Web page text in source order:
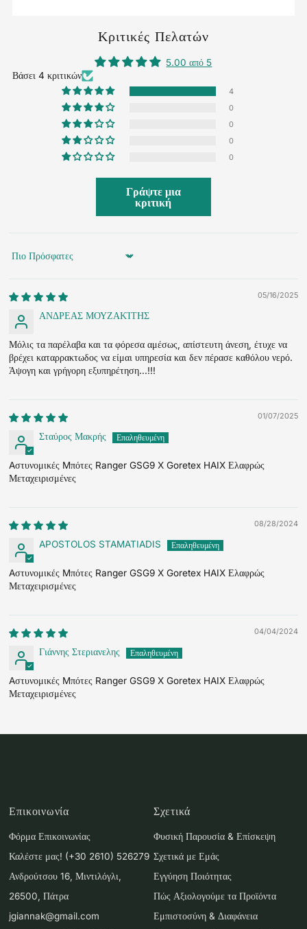
Κριτικές Πελατών
5.00 από 5
Βάσει 4 κριτικών
4
0
0
0
0
Γράψτε μια
κριτική
Sort by
05/16/2025
ΑΝΔΡΕΑΣ ΜΟΥΖΑΚΊΤΗΣ
Μόλις τα παρέλαβα και τα φόρεσα αμέσως, απίστευτη άνεση, έτυχε να
βρέχει καταρρακτωδος να είμαι υπηρεσία και δεν πέρασε καθόλου νερό.
Άψογη και γρήγορη εξυπηρέτηση...!!!
01/07/2025
Σταύρος Μακρής
Aστυνομικές Mπότες Ranger GSG9 X Goretex HAIX Ελαφρώς
Μεταχειρισμένες
08/28/2024
APOSTOLOS STAMATIADIS
Aστυνομικές Mπότες Ranger GSG9 X Goretex HAIX Ελαφρώς
Μεταχειρισμένες
04/04/2024
Γιάννης Στεριανελης
Aστυνομικές Mπότες Ranger GSG9 X Goretex HAIX Ελαφρώς
Μεταχειρισμένες
Επικοινωνία
Φόρμα Επικοινωνίας
Καλέστε μας! (+30 2610) 526279
Ανδρούτσου 16, Μιντιλόγλι,
26500, Πάτρα
jgiannak@gmail.com
Σχετικά
Φυσική Παρουσία & Επίσκεψη
Σχετικά με Εμάς
Εγγύηση Ποιότητας
Πώς Αξιολογούμε τα Προϊόντα
Εμπιστοσύνη & Διαφάνεια